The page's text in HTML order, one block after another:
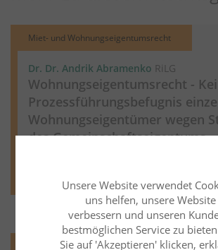
Miet- und Wohnungseigentumsrecht
Dr. Dr. Andrik Abramenko RiLG
Wohnungseigentumsrecht -
Prozessführungsbefugnis
Wohnungseigentümer wegen
des Gemeinschaftseigentums
Miet- und Wohnungseigentumsrecht
Unsere Website verwendet
uns helfen, unsere Website
verbessern und unseren
bestmöglichen Service zu
Sie auf 'Akzeptieren' klicken,